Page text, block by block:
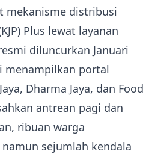
mekanisme distribusi
Plus lewat layanan
diluncurkan Januari
menampilkan portal
Dharma Jaya, dan Food
antrean pagi dan
ribuan warga
sejumlah kendala